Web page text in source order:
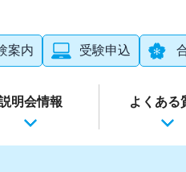
案内 受験申込
明会情報 よくある